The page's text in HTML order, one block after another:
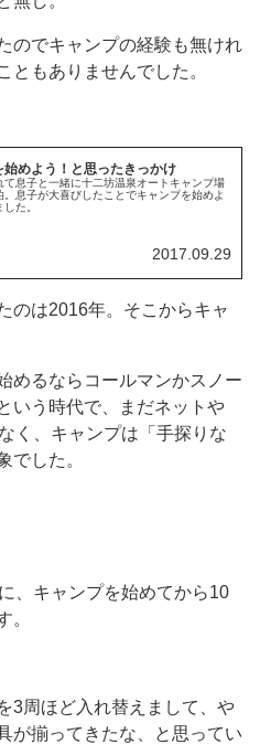
のでキャンプの経験も無けれ
ともありませんでした。
始めよう！と思ったきっかけ
て息子と一緒に十二坊温泉オートキャンプ場
。息子が大喜びしたことでキャンプを始めよ
た。
2017.09.29
のは2016年。そこからキャ
めるならコールマンかスノー
いう時代で、まだネットや
く、キャンプは「手探りな
でした。
、キャンプを始めてから10
。
3周ほど入れ替えまして、や
が揃ってきたな、と思ってい